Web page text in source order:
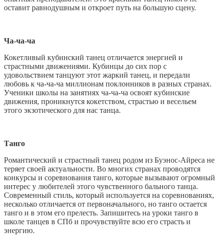
оставит равнодушным и откроет путь на большую сцену.
Ча-ча-ча
Кокетливый кубинский танец отличается энергией и
страстными движениями. Кубинцы до сих пор с
удовольствием танцуют этот жаркий танец, и передали
любовь к ча-ча-ча миллионам поклонников в разных странах.
Ученики школы на занятиях ча-ча-ча освоят кубинские
движения, проникнутся кокетством, страстью и весельем
этого экзотического для нас танца.
Танго
Романтический и страстный танец родом из Буэнос-Айреса не
теряет своей актуальности. Во многих странах проводятся
конкурсы и соревнования танго, которые вызывают огромный
интерес у любителей этого чувственного бального танца.
Современный стиль, который используется на соревнованиях,
несколько отличается от первоначального, но танго остается
танго и в этом его прелесть. Запишитесь на уроки танго в
школе танцев в СПб и прочувствуйте всю его страсть и
энергию.